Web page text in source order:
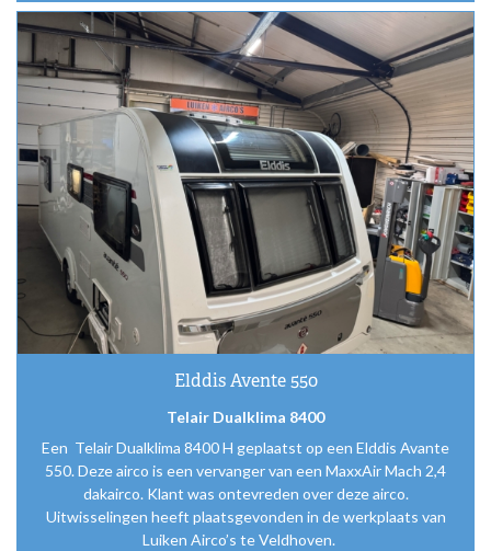
Elddis Avente 550
Telair Dualklima 8400
Een Telair Dualklima 8400 H geplaatst op een Elddis Avante
550. Deze airco is een vervanger van een MaxxAir Mach 2,4
dakairco. Klant was ontevreden over deze airco.
Uitwisselingen heeft plaatsgevonden in de werkplaats van
Luiken Airco’s te Veldhoven.